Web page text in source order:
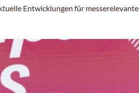
Entwicklungen für messerelevante